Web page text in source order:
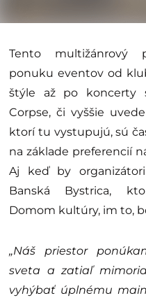
Tento multižánrový
ponuku eventov od
štýle až po koncerty
Corpse, či vyššie
ktorí tu vystupujú, sú
na základe preferencií
Aj keď by
Banská Bystrica,
Domom kultúry, im to,
„Náš priestor
sveta a zatiaľ
vyhýbať úplnému